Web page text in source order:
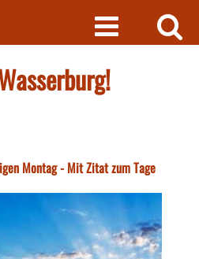
Montag - Mit Zitat zum Tage